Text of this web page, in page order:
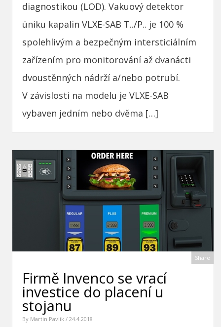
diagnostikou (LOD). Vakuový detektor
úniku kapalin VLXE-SAB T../P.. je 100 %
spolehlivým a bezpečným intersticiálním
zařízením pro monitorování až dvanácti
dvoustěnných nádrží a/nebo potrubí.
V závislosti na modelu je VLXE-SAB
vybaven jedním nebo dvěma […]
Share
Firmě Invenco se vrací
investice do placení u
stojanu
By Martin Pavlík / 24.4.2018